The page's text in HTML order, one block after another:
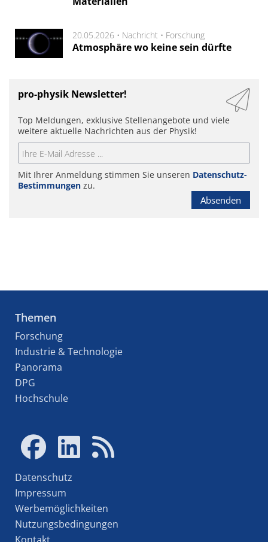
20.05.2026 • Nachricht • Forschung
Atmosphäre wo keine sein dürfte
pro-physik Newsletter!
Top Meldungen, exklusive Stellenangebote und viele
weitere aktuelle Nachrichten aus der Physik!
Mit Ihrer Anmeldung stimmen Sie unseren Datenschutz-
Bestimmungen zu.
Absenden
Themen
Forschung
Industrie & Technologie
Panorama
DPG
Hochschule
Datenschutz
Impressum
Werbemöglichkeiten
Nutzungsbedingungen